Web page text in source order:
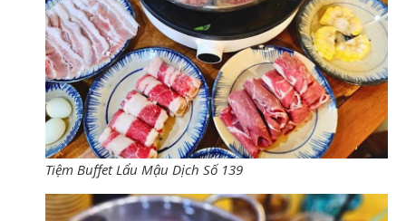
Tiệm Buffet Lẩu Mậu Dịch Số 139